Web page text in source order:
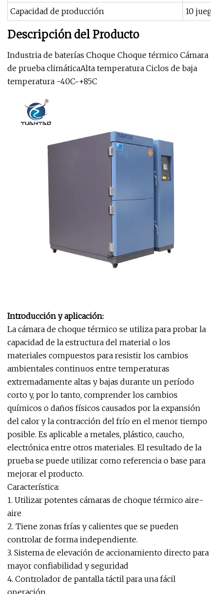
Capacidad de producción
10
Descripción del Producto
Industria de baterías Choque Choque térmico Cámara
de prueba climáticaAlta temperatura Ciclos de baja
temperatura -40C~+85C
Introducción y aplicación:
La cámara de choque térmico se utiliza para probar la
capacidad de la estructura del material o los
materiales compuestos para resistir los cambios
ambientales continuos entre temperaturas
extremadamente altas y bajas durante un período
corto y, por lo tanto, comprender los cambios
químicos o daños físicos causados ​​por la expansión
del calor y la contracción del frío en el menor tiempo
posible. Es aplicable a metales, plástico, caucho,
electrónica entre otros materiales. El resultado de la
prueba se puede utilizar como referencia o base para
mejorar el producto.
Característica:
1. Utilizar potentes cámaras de choque térmico aire-
aire
2. Tiene zonas frías y calientes que se pueden
controlar de forma independiente.
3. Sistema de elevación de accionamiento directo para
mayor confiabilidad y seguridad
4. Controlador de pantalla táctil para una fácil
operación